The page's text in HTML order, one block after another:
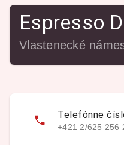
Espresso
Telefónne
+421 2/625 256